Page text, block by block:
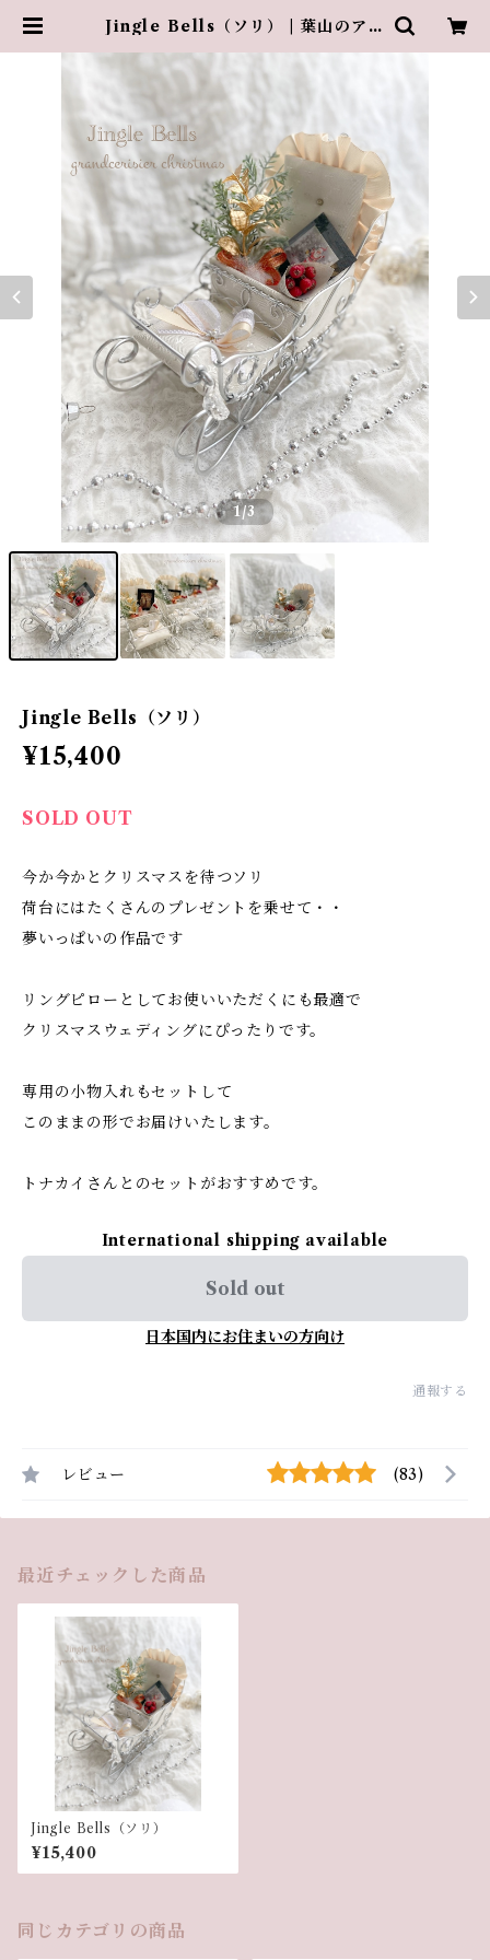
Jingle Bells（ソリ） | 葉山のアト
1/3
Jingle Bells（ソリ）
¥15,400
SOLD OUT
今か今かとクリスマスを待つソリ
荷台にはたくさんのプレゼントを乗せて・・
夢いっぱいの作品です
リングピローとしてお使いいただくにも最適で
クリスマスウェディングにぴったりです。
専用の小物入れもセットして
このままの形でお届けいたします。
トナカイさんとのセットがおすすめです。
International shipping available
Sold out
日本国内にお住まいの方向け
通報する
レビュー (83)
最近チェックした商品
Jingle Bells（ソリ）
¥15,400
同じカテゴリの商品